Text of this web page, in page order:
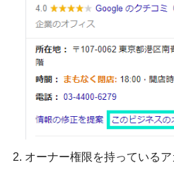
オーナー権限を持っている